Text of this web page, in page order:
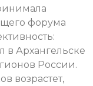
форума
в Архангельске
России.
возрастет,